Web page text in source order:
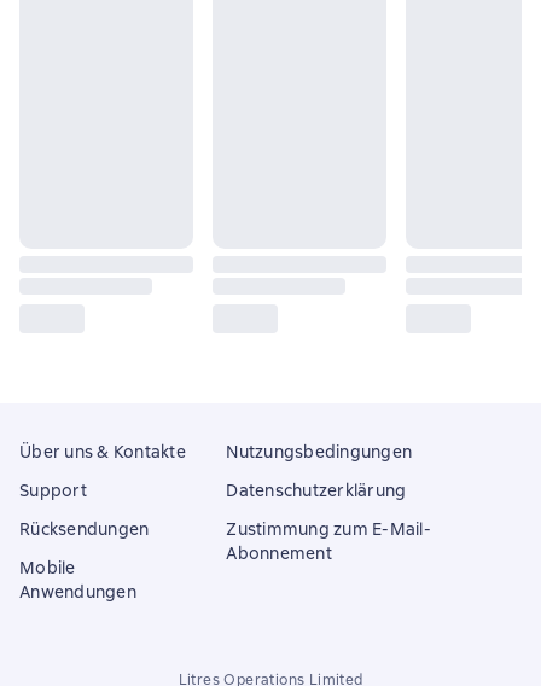
Über uns & Kontakte
Support
Rücksendungen
Mobile
Anwendungen
Nutzungsbedingungen
Datenschutzerklärung
Zustimmung zum E-Mail-
Abonnement
Litres Operations Limited